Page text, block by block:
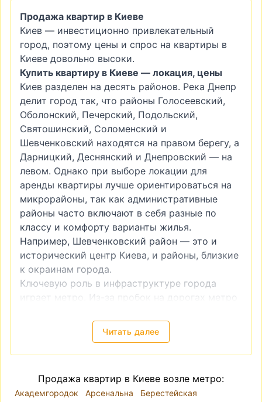
Продажа квартир в Киеве
Киев — инвестиционно привлекательный
город, поэтому цены и спрос на квартиры в
Киеве довольно высоки.
Купить квартиру в Киеве — локация, цены
Киев разделен на десять районов. Река Днепр
делит город так, что районы Голосеевский,
Оболонский, Печерский, Подольский,
Святошинский, Соломенский и
Шевченковский находятся на правом берегу, а
Дарницкий, Деснянский и Днепровский — на
левом. Однако при выборе локации для
аренды квартиры лучше ориентироваться на
микрорайоны, так как административные
районы часто включают в себя разные по
классу и комфорту варианты жилья.
Например, Шевченковский район — это и
исторический центр Киева, и районы, близкие
к окраинам города.
Ключевую роль в инфраструктуре города
играет метро. Из-за пробок на дорогах метро
транспорта. Поэтому квартира возле метро
всегда будет более привлекательной как в
инвестиционном плане (например, если вы
сдачи в аренду), так и для собственного
проживания.
Читать далее
Продажа квартир в Киеве возле метро:
Академгородок Арсенальна
Берестейская